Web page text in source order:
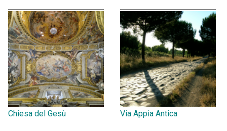
Chiesa del Gesù Via Appia Antica